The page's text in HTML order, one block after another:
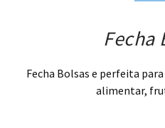
Fecha
Fecha Bolsas e perfeita
alimentar,